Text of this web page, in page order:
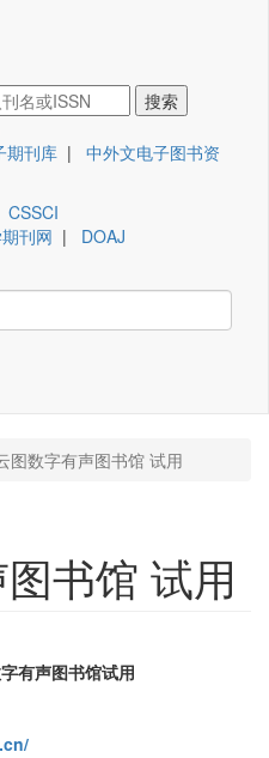
期刊库 | 中外文电子图书资
CSSCI
刊网 | DOAJ
图数字有声图书馆 试用
书馆 试用
有声图书馆试用